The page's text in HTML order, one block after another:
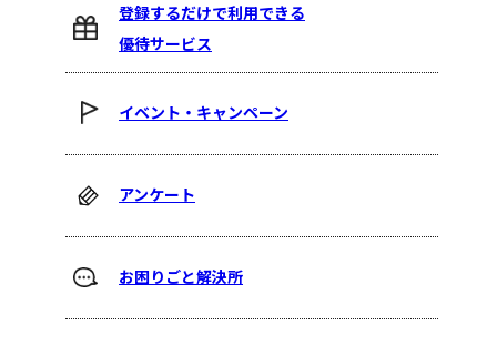
登録するだけで利用できる
優待サービス
イベント・キャンペーン
アンケート
お困りごと解決所